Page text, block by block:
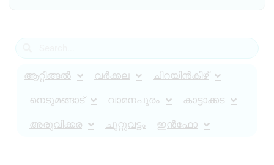
ആറ്റിങ്ങൽ വർക്കല ചിറയിൻകീഴ്
നെടുമങ്ങാട് വാമനപുരം കാട്ടാക്കട
അരുവിക്കര ചുറ്റുവട്ടം ഇൻഫോ